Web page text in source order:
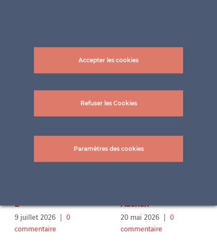
2
9 juillet 2026 | 0
commentaire
Aachen
20 mai 2026 | 0
commentaire
Accepter les cookies
Refuser les Cookies
Paramètres des cookies